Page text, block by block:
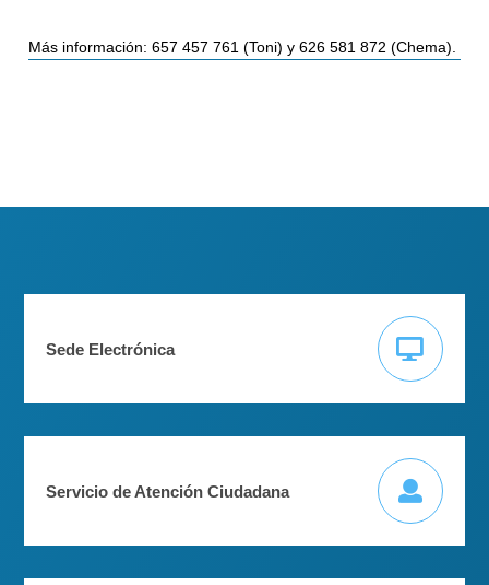
Más información: 657 457 761 (Toni) y 626 581 872 (Chema).
Sede Electrónica
Servicio de Atención Ciudadana